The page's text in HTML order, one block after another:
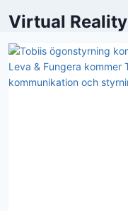
Virtual Reality